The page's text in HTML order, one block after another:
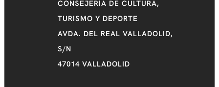
CONSEJERÍA DE CULTURA,
TURISMO Y DEPORTE
AVDA. DEL REAL VALLADOLID,
S/N
47014 VALLADOLID